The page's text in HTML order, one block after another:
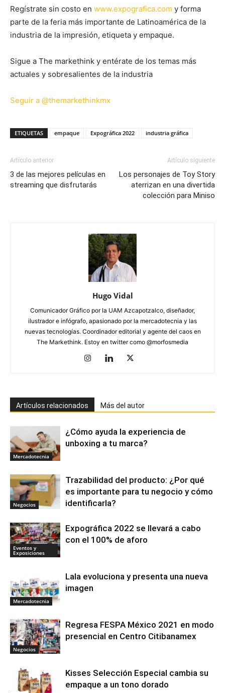
Regístrate sin costo en www.expografica.com y forma
parte de la feria más importante de Latinoamérica de la
industria de la impresión, etiqueta y empaque.
Sigue a The markethink y entérate de los temas más
actuales y sobresalientes de la industria
Seguir a @themarkethinkmx
ETIQUETAS empaque Expográfica 2022 industria gráfica
Artículo anterior
3 de las mejores películas en
streaming que disfrutarás
Artículo siguiente
Los personajes de Toy Story
aterrizan en una divertida
colección para Miniso
Hugo Vidal
Comunicador Gráfico por la UAM Azcapotzalco, diseñador,
ilustrador e infógrafo, apasionado por la mercadotecnia y las
nuevas tecnologías. Coordinador editorial y agente del caos en
The Markethink. Estoy en twitter como @morfosmedia
Artículos relacionados Más del autor
Mercadotecnia
¿Cómo ayuda la experiencia de
unboxing a tu marca?
Negocios
Trazabilidad del producto: ¿Por qué
es importante para tu negocio y cómo
identificarla?
Eventos y
Exposiciones
Expográfica 2022 se llevará a cabo
con el 100% de aforo
Mercadotecnia
Lala evoluciona y presenta una nueva
imagen
Negocios
Regresa FESPA México 2021 en modo
presencial en Centro Citibanamex
Kisses Selección Especial cambia su
empaque a un tono dorado